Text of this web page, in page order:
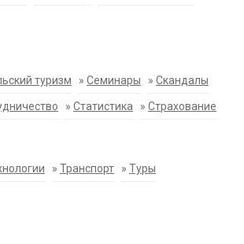
туризм » Семинары » Скандалы
» Статистика » Страхование
» Транспорт » Туры